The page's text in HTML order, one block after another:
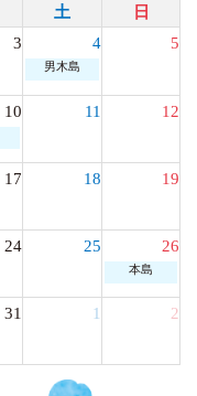
土
日
3
4 5
男木島
10 11 12
17 18 19
24 25 26
本島
31 1 2